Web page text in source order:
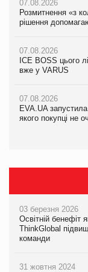
07.08.2026
Розмитнення «з
рішення
07.08.2026
ICE BOSS цього
вже у VARUS
07.08.2026
EVA.UA
якого покупці не
07.08.2026
EVA.UA
06.08.2026
Смачна новинка
05.08.2026
Мережа
07.08.2026
Kraft Heinz
Продажі Hugo
03 березня 2026
Освітній бенефіт
ThinkGlobal
команди
31 жовтня 2024